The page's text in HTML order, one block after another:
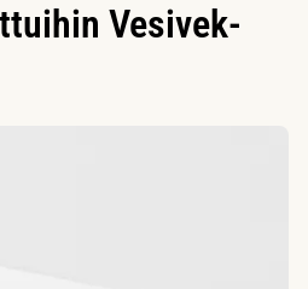
Vesivek-